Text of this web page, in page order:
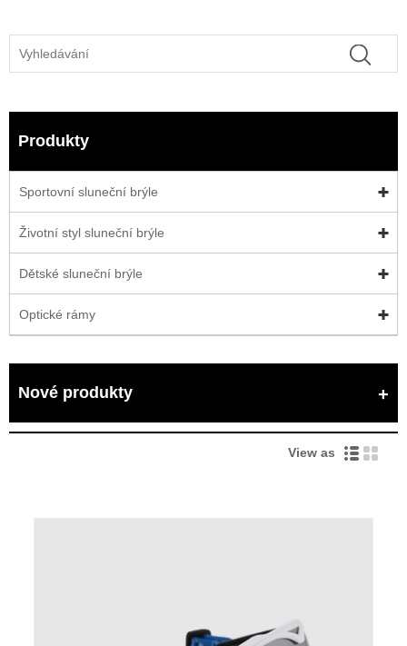
Produkty
Sportovní sluneční brýle
Životní styl sluneční brýle
Dětské sluneční brýle
Optické rámy
Nové produkty
View as